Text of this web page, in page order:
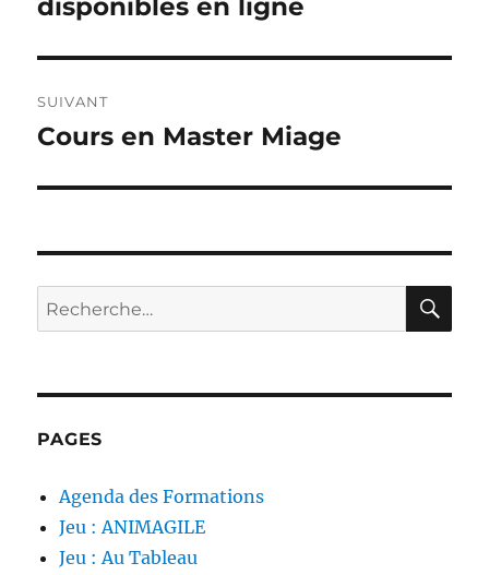
l’article
disponibles en ligne
SUIVANT
Publication
Cours en Master Miage
Recherche
pour :
PAGES
Agenda des Formations
Jeu : ANIMAGILE
Jeu : Au Tableau